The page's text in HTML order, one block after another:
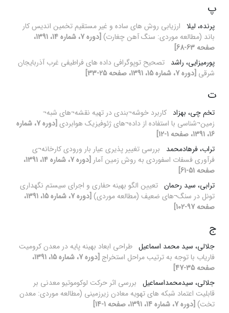
پ
پرنده، لیلا ارزیابی روش های ساده و غیر مستقیم تخمین اندیس کار
باند (مطالعه موردی: سنگ آهن چغارت)
[دوره 7، شماره 14، 1391،
صفحه 63-68]
پورمیزایی، راشد تصحیح توپوگرافی داده های فراطیفی غرب آذربایجان
شرقی [دوره 7، شماره 15، 1391، صفحه 25-33]
ت
تخم چی، بهزاد کاربرد خوشه¬بندی در تهیه نقشه¬های شبه¬
زمین¬شناسی با استفاده از داده¬های ژئوفیزیک هوابردی
[دوره 7، شماره
16، 1391، صفحه 1-12]
تراب، فرهادمحمد
بررسی تغییر پذیری عیار بار ورودی کارخانه¬ی
فرآوری فسفات اسفوردی به روش زمین آمار
[دوره 7، شماره 14، 1391،
صفحه 51-61]
ترابی، سید رحمان تعیین الگو بهینه حفاری و اجرای سیستم نگهداری
تونل در سنگ¬های ضعیف (مطالعه موردی)
[دوره 7، شماره 15، 1391،
صفحه 97-102]
ج
جلالی، سید محمد اسماعیل طراحی ابعاد بهینه پایه در معدن کرومیت
فاریاب با توجه به ترتیب مراحل استخراج
[دوره 7، شماره 15، 1391،
صفحه 35-47]
جلالی، سیدمحمداسماعیل بررسی اثر حرکت لوکوموتیو معدنی بر
قابلیت اعتماد شبکه های تهویه معادن زیرزمینی (مطالعه موردی: معدن
تخت) [دوره 7، شماره 14، 1391، صفحه 1-14]